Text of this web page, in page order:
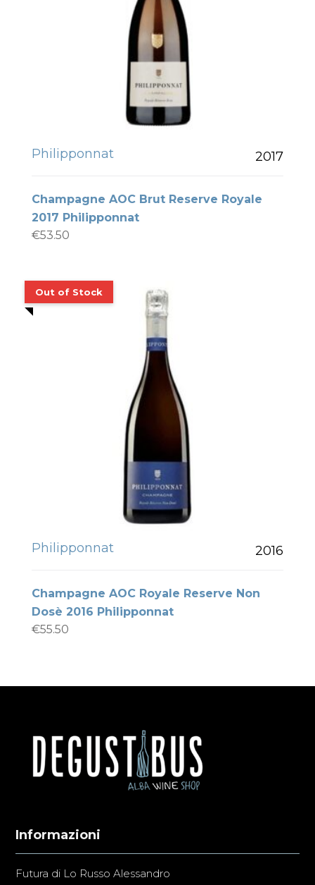
Philipponnat 2017
Champagne AOC Brut Reserve Royale
2017 Philipponnat
€53.50
Philipponnat 2016
Champagne AOC Royale Reserve Non
Dosè 2016 Philipponnat
€55.50
Informazioni
Futura di Lo Russo Alessandro